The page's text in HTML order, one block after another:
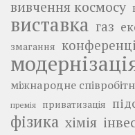
вивчення космосу
виставка газ
змагання
міжнародне
премія приватизація
фізика хімія